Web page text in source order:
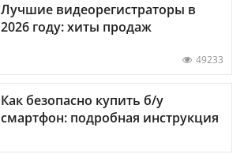
Лучшие видеорегистраторы в
2026 году: хиты продаж
49233
Как безопасно купить б/у
смартфон: подробная инструкция